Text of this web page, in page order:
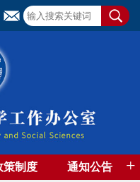
策制度 通知公告 +